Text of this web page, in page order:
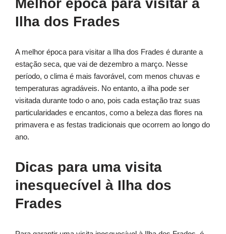
Melhor época para visitar a
Ilha dos Frades
A melhor época para visitar a Ilha dos Frades é durante a
estação seca, que vai de dezembro a março. Nesse
período, o clima é mais favorável, com menos chuvas e
temperaturas agradáveis. No entanto, a ilha pode ser
visitada durante todo o ano, pois cada estação traz suas
particularidades e encantos, como a beleza das flores na
primavera e as festas tradicionais que ocorrem ao longo do
ano.
Dicas para uma visita
inesquecível à Ilha dos
Frades